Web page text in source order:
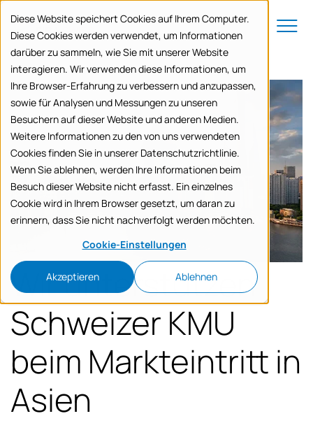
Diese Website speichert Cookies auf Ihrem Computer.
Diese Cookies werden verwendet, um Informationen
darüber zu sammeln, wie Sie mit unserer Website
interagieren. Wir verwenden diese Informationen, um
Ihre Browser-Erfahrung zu verbessern und anzupassen,
sowie für Analysen und Messungen zu unseren
Besuchern auf dieser Website und anderen Medien.
Weitere Informationen zu den von uns verwendeten
Cookies finden Sie in unserer Datenschutzrichtlinie.
Wenn Sie ablehnen, werden Ihre Informationen beim
Besuch dieser Website nicht erfasst. Ein einzelnes
Cookie wird in Ihrem Browser gesetzt, um daran zu
erinnern, dass Sie nicht nachverfolgt werden möchten.
Cookie-Einstellungen
Akzeptieren Ablehnen
navigation
the content
Menu
Wir unterstützen
Schweizer KMU
beim Markteintritt in
Asien